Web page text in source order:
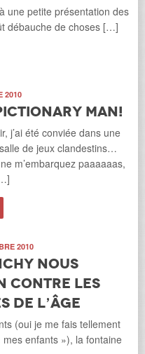
une petite présentation des
débauche de choses […]
2010
Man!
j’ai été conviée dans une
de jeux clandestins…
m’embarquez paaaaaas,
2010
nous
contre les
de l’âge
(oui je me fais tellement
enfants »), la fontaine